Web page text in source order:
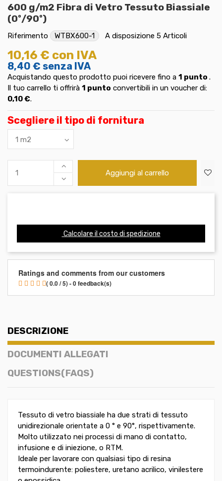
600 g/m2 Fibra di Vetro Tessuto Biassiale
(0º/90º)
Riferimento WTBX600-1 A disposizione 5 Articoli
10,16 € con IVA
8,40 € senza IVA
Acquistando questo prodotto puoi ricevere fino a 1 punto .
Il tuo carrello ti offrirà 1 punto convertibili in un voucher di:
0,10 €.
Scegliere il tipo di fornitura
Aggiungi al carrello
Calcolare il costo di spedizione
Ratings and comments from our customers
( 0.0 / 5) - 0 feedback(s)
DESCRIZIONE
DOCUMENTI ALLEGATI
QUESTIONS(FAQS)
Tessuto di vetro biassiale ha due strati di tessuto
unidirezionale orientate a 0 ° e 90°, rispettivamente.
Molto utilizzato nei processi di mano di contatto,
infusione e di iniezione, o RTM.
Ideale per lavorare con qualsiasi tipo di resina
termoindurente: poliestere, uretano acrilico, vinilestere